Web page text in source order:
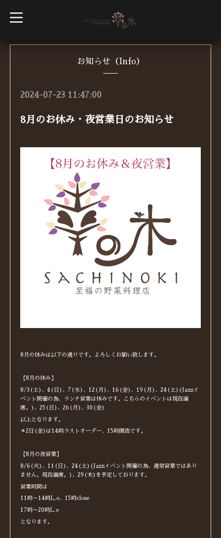
t
o
l
お知らせ（Info）
2024-07-23 11:47:00
8月のお休み・夜営業日のお知らせ
8月の休みは以下の通りです。よろしくお願い致します。
【8月の休み】
8/3(土)、4(日)、7(水)、12(月)、16(金)、19(月)、24(土)(Jazzイ
ベント開催の為、ランチ営業は休みです。こちらのイベントは現在満
席。)、25(日)、26(月)、30(金)
以上となります。
＊2日(金)は14時ラストオーダー、15時閉店です。
【8月の夜営業】
8/6(火)、11(日)、24(土)(Jazzイベント開催の為、通常営業ではあり
ません。現在満席。)、29(木)を予定しております。
営業時間は
11時～14時L.o、15時close
17時～20時L.o
となります。